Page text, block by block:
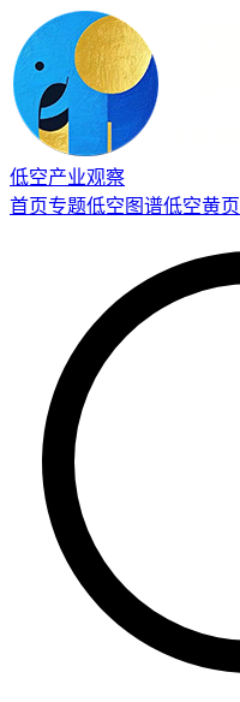
低空产业观察
首页专题低空图谱低空黄页